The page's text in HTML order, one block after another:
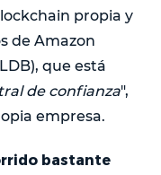
propia y
de Amazon
que está
de confianza",
empresa.
bastante